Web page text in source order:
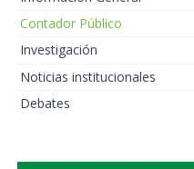
Contador Público
Investigación
Noticias institucionales
Debates